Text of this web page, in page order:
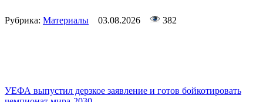
Рубрика: Материалы 03.08.2026 382
УЕФА выпустил дерзкое заявление и готов бойкотировать